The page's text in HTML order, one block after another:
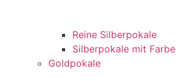
Reine Silberpokale
Silberpokale mit Farbe
Goldpokale